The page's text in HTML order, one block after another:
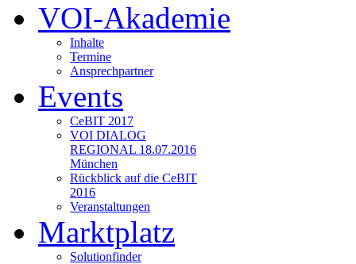
VOI-Akademie
Inhalte
Termine
Ansprechpartner
Events
CeBIT 2017
VOI DIALOG
REGIONAL 18.07.2016
München
Rückblick auf die CeBIT
2016
Veranstaltungen
Marktplatz
Solutionfinder